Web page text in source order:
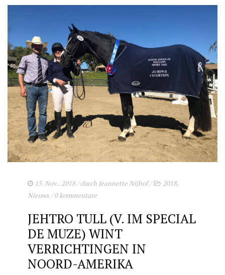
15. Nov.. 2018/ durch Jeannette Nijhof/ 2018,
Nieuws/0 kommentare
JEHTRO TULL (V. IM SPECIAL
DE MUZE) WINT
VERRICHTINGEN IN
NOORD-AMERIKA